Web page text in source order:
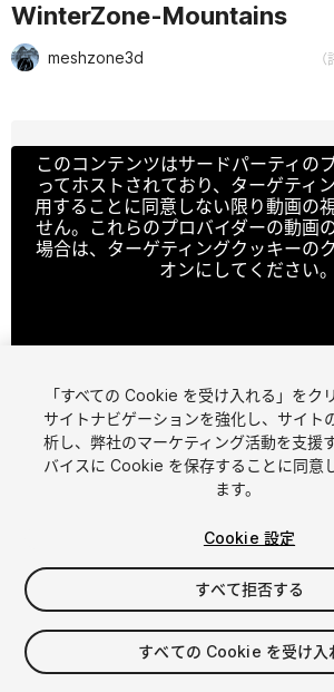
WinterZone-Mountains
meshzone3d
このコンテンツはサードパーティの
ってホストされており、ターゲティ
用することに同意しない限り動画の
せん。これらのプロバイダーの動画
場合は、ターゲティングクッキーの
オンにしてください。
1/ 16
$9
消費税は決済時に計算されます
「すべての Cookie を受け入れる」をク
サイトナビゲーションを強化し、サイト
析し、弊社のマーケティング活動を支援
バイスに Cookie を保存することに同意
ます。
Cookie 設定
すべて拒否する
すべての Cookie を受け入